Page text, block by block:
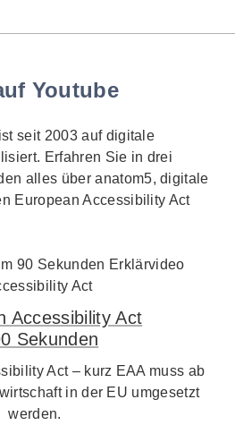
Youtube
seit 2003 auf digitale
Erfahren Sie in drei
alles über anatom5, digitale
European Accessibility Act
Accessibility Act
Sekunden
Act – kurz EAA muss ab
in der EU umgesetzt
werden.